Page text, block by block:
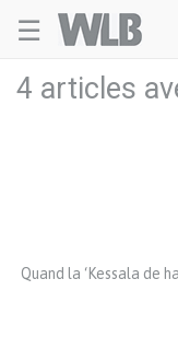
☰
4 articles
Quand la ‘Kessala de